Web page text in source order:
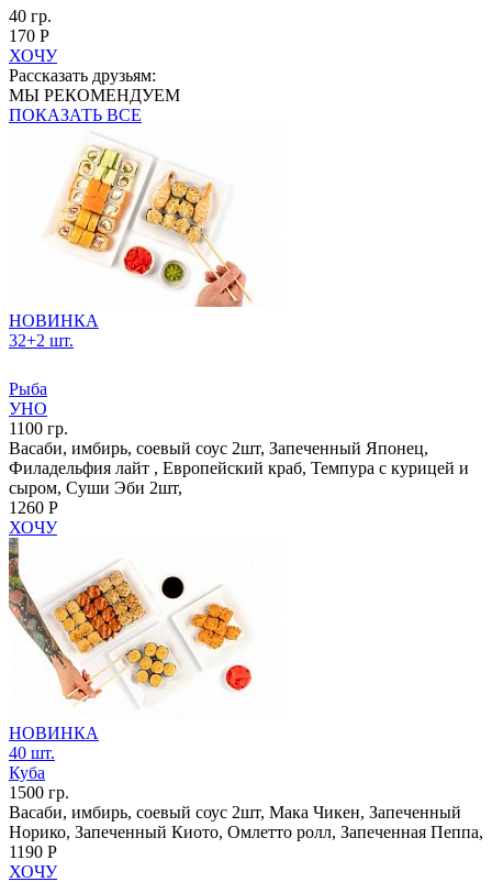
40 гр.
170 Р
ХОЧУ
Рассказать друзьям:
МЫ РЕКОМЕНДУЕМ
ПОКАЗАТЬ ВСЕ
НОВИНКА
32+2 шт.
Рыба
УНО
1100 гр.
Васаби, имбирь, соевый соус 2шт, Запеченный Японец,
Филадельфия лайт , Европейский краб, Темпура с курицей и
сыром, Суши Эби 2шт,
1260 Р
ХОЧУ
НОВИНКА
40 шт.
Куба
1500 гр.
Васаби, имбирь, соевый соус 2шт, Мака Чикен, Запеченный
Норико, Запеченный Киото, Омлетто ролл, Запеченная Пеппа,
1190 Р
ХОЧУ